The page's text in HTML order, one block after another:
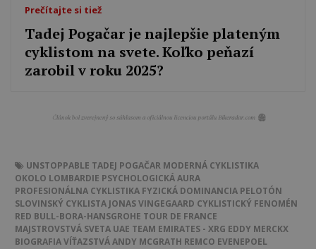
Prečítajte si tiež
Tadej Pogačar je najlepšie plateným
cyklistom na svete. Koľko peňazí
zarobil v roku 2025?
UNSTOPPABLE TADEJ POGAČAR MODERNÁ CYKLISTIKA
OKOLO LOMBARDIE PSYCHOLOGICKÁ AURA
PROFESIONÁLNA CYKLISTIKA FYZICKÁ DOMINANCIA PELOTÓN
SLOVINSKÝ CYKLISTA JONAS VINGEGAARD CYKLISTICKÝ FENOMÉN
RED BULL-BORA-HANSGROHE TOUR DE FRANCE
MAJSTROVSTVÁ SVETA UAE TEAM EMIRATES - XRG EDDY MERCKX
BIOGRAFIAVÍŤAZSTVÁANDY MCGRATH REMCO EVENEPOEL